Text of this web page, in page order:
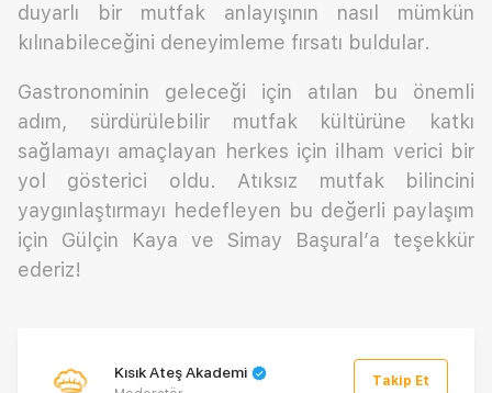
duyarlı bir mutfak anlayışının nasıl mümkün
kılınabileceğini deneyimleme fırsatı buldular.
Gastronominin geleceği için atılan bu önemli
adım, sürdürülebilir mutfak kültürüne katkı
sağlamayı amaçlayan herkes için ilham verici bir
yol gösterici oldu. Atıksız mutfak bilincini
yaygınlaştırmayı hedefleyen bu değerli paylaşım
için Gülçin Kaya ve Simay Başural’a teşekkür
ederiz!
Kısık Ateş Akademi Takip Et